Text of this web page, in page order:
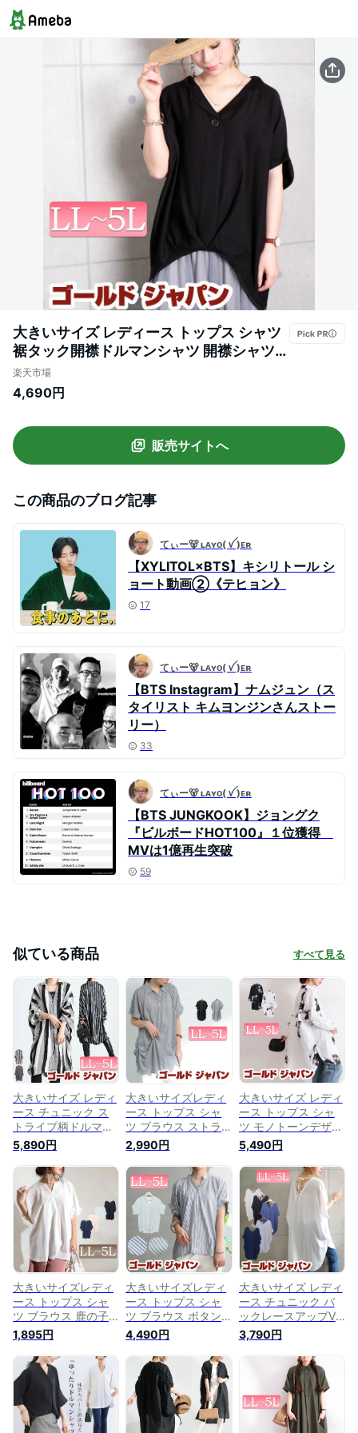
大きいサイズ レディース トップス シャツ
裾タック開襟ドルマンシャツ 開襟シャツ
タックシャツ ドルマンシャツ 半袖シャツ
ロングシャツ プルオーバー タック Vネッ
夏新作 夏 春 LL 2L 3L 4L 5L ブラック 黒 ゴ
ールドジャパン
楽天市場
4,690円
販売サイトへ
この商品のブログ記事
てぃー🐻 ʟᴀʏᴏ( ꪜ )ᴇʀ
【XYLITOL×BTS】キシリトール シ
ョート動画②《テヒョン》
17
てぃー🐻 ʟᴀʏᴏ( ꪜ )ᴇʀ
【BTS Instagram】ナムジュン（ス
タイリスト キムヨンジンさんストー
リー）
33
てぃー🐻 ʟᴀʏᴏ( ꪜ )ᴇʀ
【BTS JUNGKOOK】ジョングク
『ビルボードHOT100』１位獲得
MVは1億再生突破
59
似ている商品 すべて見る
大きいサイズ レディ
ース チュニック ス
トライプ柄ドルマン
シャツチュニック 長
袖チュニック ドルマ
ンシャツ ロングシャ
ツ ストライプシャツ
シャツ 長袖 ロング
ストライプ柄 スキッ
パー ドルマン タッ
ク 柄 ボタン 秋新作
春服 秋服 LL 2L 3L
4L 5L 柄物 ゴールド
ジャパン
5,890円
大きいサイズレディ
ース トップス シャ
ツ ブラウス ストラ
イプ柄スキッパーシ
ャツ ストライプシャ
ツ ロングシャツ 半
袖 ストライプ スキ
ッパー ロング ボタ
ン ギャザー タック
コクーン 襟 ロール
アップ 柄 長い 夏新
作 春服 夏服 LL 2L
3L 4L 5L ネイビー
ゴールドジャパン
2,990円
大きいサイズ レディ
ース トップス シャ
ツ モノトーンデザイ
ンチュニックシャツ
ロングシャツ タック
テールカット ロング
ドルマン モノトーン
スリット ボタン 長
袖 水墨画 和モダン
チュニック 秋新作
秋服 春服 LL 2L 3L
4L 5L ブラック 黒
ホワイト ゴールドジ
ャパン
5,490円
大きいサイズレディ
ース トップス シャ
ツ ブラウス 鹿の子
タック袖スキッパー
シャツ スキッパーシ
ャツ 鹿の子 スキッ
パー タック フリル
ドルマン 5分袖 半袖
Vネック 無地 春新作
春服 夏服 LL 2L 3L
1,895円
大きいサイズレディ
ース トップス シャ
ツ ブラウス ボタン
シャツ 半袖シャツ
ストライプシャツ ス
キッパーシャツ 半袖
スキッパー ストライ
プ 柄 ボタン タック
袖タック パフスリー
ブ バルーン 春新作
4,490円
大きいサイズ レディ
ース チュニック バ
ックレースアップV
ネックチュニック V
ネック ロング バッ
クシャン レースアッ
プ 5分袖 半袖 スリッ
ト タック ドルマン
シャツ 夏新作 春服
夏服 LL 2L 3L 4L 5L
3,790円